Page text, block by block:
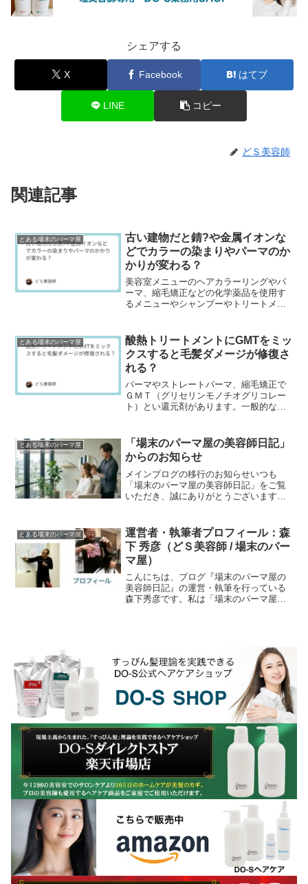
シェアする
X Facebook はてブ
LINE コピー
どＳ美容師
関連記事
とある場末のパーマ屋
古い建物だと錆?や金属イオンな
どでカラーの染まりやパーマのか
かりが変わる？
美容室メニューのヘアカラーリングやパ
ーマ、縮毛矯正などの化学薬品を使用す
るメニューやシャンプーやトリートメン
屋や中国の美容学校の...
とある場末のパーマ屋
酸熱トリートメントにGMTをミッ
クスすると毛髪ダメージが修復さ
れる？
パーマやストレートパーマ、縮毛矯正で
ＧＭＴ（グリセリンモノチオグリコレー
ト）とい還元剤があります。一般的なチ
が、このGMTは弱酸性...
とある場末のパーマ屋
「場末のパーマ屋の美容師日記」
からのお知らせ
メインブログの移行のお知らせいつも
「場末のパーマ屋の美容師日記」をご覧
いただき、誠にありがとうございます。
けば10年以...
とある場末のパーマ屋
運営者・執筆者プロフィール：森
下 秀彦（どＳ美容師 / 場末のパー
マ屋）
こんにちは、ブログ『場末のパーマ屋の
美容師日記』の運営・執筆を行っている
森下秀彦です。私は「場末のパーマ屋」